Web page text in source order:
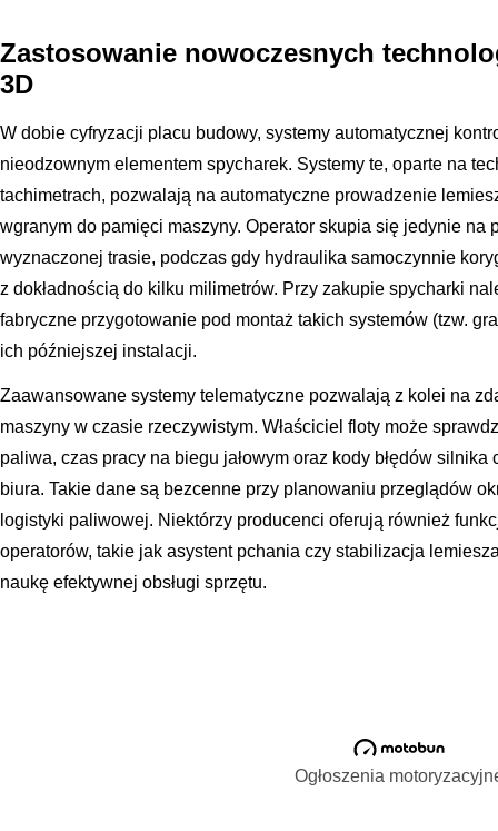
Zastosowanie nowoczesnych
3D
W dobie cyfryzacji placu budowy, systemy automatycznej
nieodzownym elementem spycharek. Systemy te, oparte na
tachimetrach, pozwalają na automatyczne prowadzenie
wgranym do pamięci maszyny. Operator skupia się jedynie na
wyznaczonej trasie, podczas gdy hydraulika samoczynnie
z dokładnością do kilku milimetrów. Przy zakupie spycharki
fabryczne przygotowanie pod montaż takich systemów (tzw.
ich późniejszej instalacji.
Zaawansowane systemy telematyczne pozwalają z kolei na
maszyny w czasie rzeczywistym. Właściciel floty może
paliwa, czas pracy na biegu jałowym oraz kody błędów
biura. Takie dane są bezcenne przy planowaniu przeglądów
logistyki paliwowej. Niektórzy producenci oferują również
operatorów, takie jak asystent pchania czy stabilizacja
naukę efektywnej obsługi sprzętu.
Ogłoszenia